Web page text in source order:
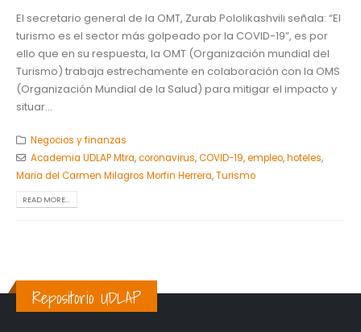
El secretario general de la OMT, Zurab Pololikashvili señala: “El
turismo es el sector más golpeado por la COVID-19”, es por
ello que en su respuesta, la OMT (Organización mundial del
Turismo) trabaja estrechamente en colaboración con la OMS
(Organización Mundial de la Salud) para mitigar el impacto y
situar...
Negocios y finanzas
Academia UDLAP Mtra,coronavirus,COVID-19,empleo,hoteles,
Maria del Carmen Milagros Morfin Herrera,Turismo
READ MORE...
Repositorio UDLAP